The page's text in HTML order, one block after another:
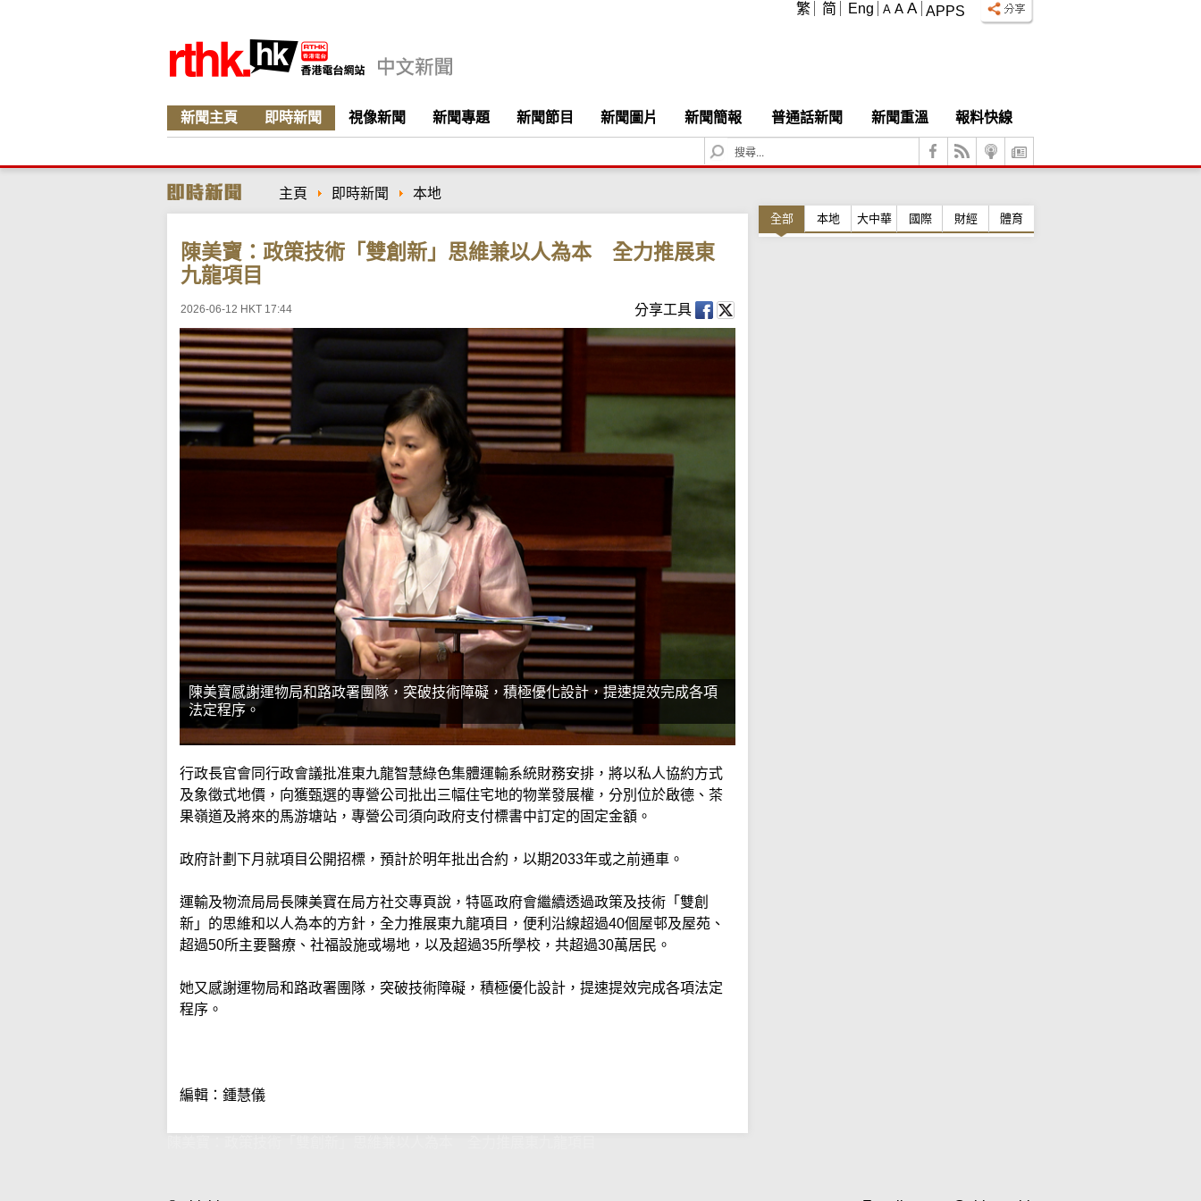
APPS
A A A
繁 简 Eng
新聞主頁 即時新聞 視像新聞 新聞專題 新聞節目 新聞圖片 新聞簡報 普通話新聞 新聞重溫
報料快線
S
e
c
主頁 即時新聞 本地
陳美寶：政策技術「雙創新」思維兼以人為本 全力推展東
九龍項目
2026-06-12 HKT 17:44 分享工具
陳美寶感謝運物局和路政署團隊，突破技術障礙，積極優化設計，提速提效完成各項
法定程序。
行政長官會同行政會議批准東九龍智慧綠色集體運輸系統財務安排，將以私人協約方式
及象徵式地價，向獲甄選的專營公司批出三幅住宅地的物業發展權，分別位於啟德、茶
果嶺道及將來的馬游塘站，專營公司須向政府支付標書中訂定的固定金額。
政府計劃下月就項目公開招標，預計於明年批出合約，以期2033年或之前通車。
運輸及物流局局長陳美寶在局方社交專頁說，特區政府會繼續透過政策及技術「雙創
新」的思維和以人為本的方針，全力推展東九龍項目，便利沿線超過40個屋邨及屋苑、
超過50所主要醫療、社福設施或場地，以及超過35所學校，共超過30萬居民。
她又感謝運物局和路政署團隊，突破技術障礙，積極優化設計，提速提效完成各項法定
程序。
編輯：鍾慧儀
全部 本地 大中華 國際 財經 體育